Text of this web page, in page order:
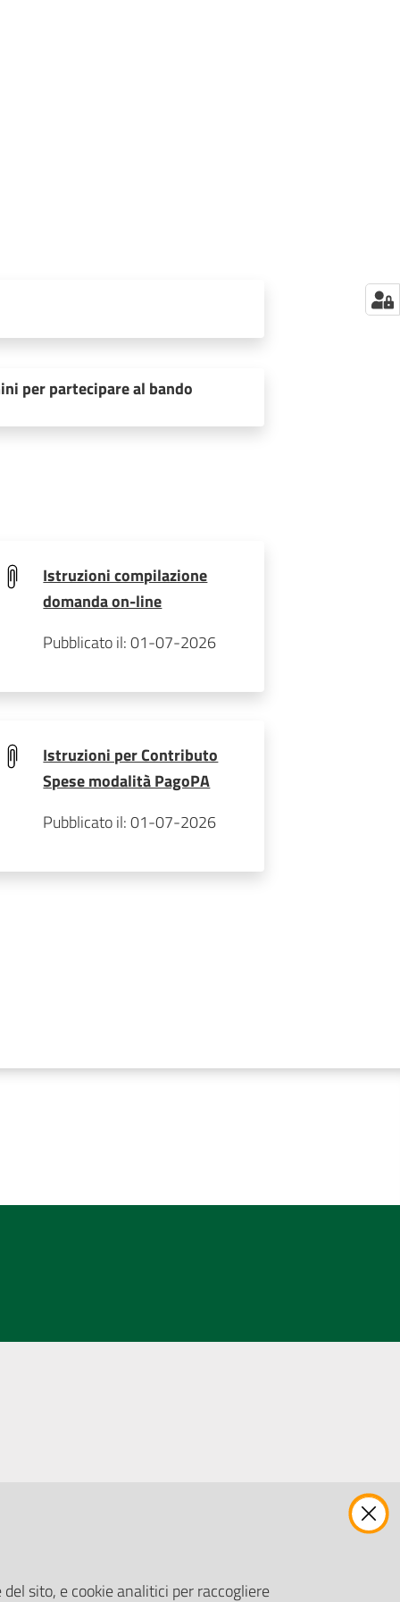
per partecipare al bando
Istruzioni compilazione
domanda on-line
Pubblicato il: 01-07-2026
Istruzioni per Contributo
Spese modalità PagoPA
Pubblicato il: 01-07-2026
Gare e Appalti
sito, e cookie analitici per raccogliere